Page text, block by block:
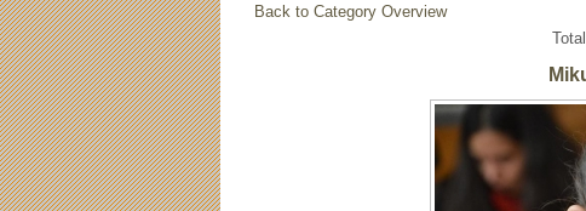
Back to Category Overview